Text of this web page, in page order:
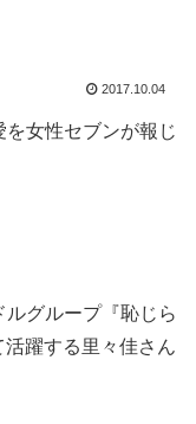
2017.10.04
女性セブンが報じ
グループ『恥じら
躍する里々佳さん